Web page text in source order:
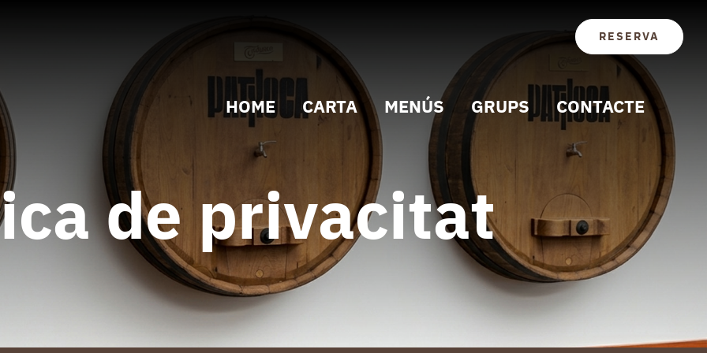
RESERVA
HOME CARTA MENÚS GRUPS CONTACTE
de privacitat